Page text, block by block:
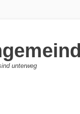
unterweg